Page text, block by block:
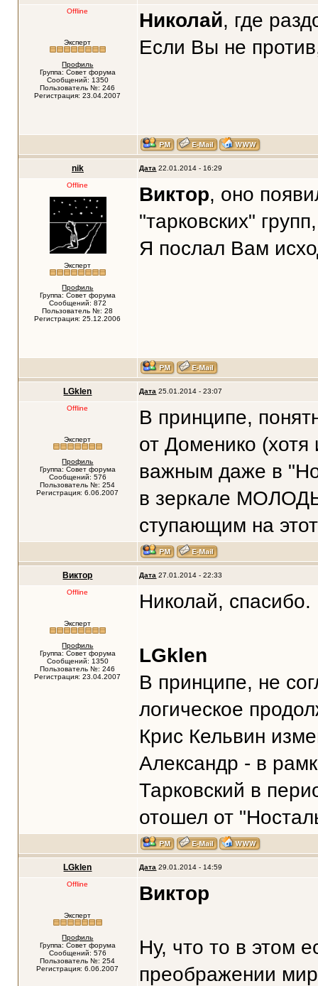
Offline
Эксперт
Профиль
Группа: Совет форума
Сообщений: 1350
Пользователь №: 246
Регистрация: 23.04.2007
Николай, где
Если Вы не
nik Дата 22.01.2014 - 16:29
Offline
Эксперт
Профиль
Группа: Совет форума
Сообщений: 872
Пользователь №: 28
Регистрация: 25.12.2006
Виктор, оно
"тарковских"
Я послал Вам
LGklen Дата 25.01.2014 - 23:07
Offline
Эксперт
Профиль
Группа: Совет форума
Сообщений: 576
Пользователь №: 254
Регистрация: 6.06.2007
В принципе,
от Доменико (хотя
важным даже в
в зеркале
ступающим на
Виктор Дата 27.01.2014 - 22:33
Offline
Эксперт
Профиль
Группа: Совет форума
Сообщений: 1350
Пользователь №: 246
Регистрация: 23.04.2007
Николай,
LGklen
В принципе, не
логическое
Крис Кельвин
Александр - в
Тарковский в
отошел от
LGklen Дата 29.01.2014 - 14:59
Offline
Эксперт
Профиль
Группа: Совет форума
Сообщений: 576
Пользователь №: 254
Регистрация: 6.06.2007
Виктор
Ну, что то в этом
преображении